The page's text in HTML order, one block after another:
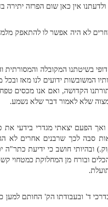
אין כאן שום הפרזה יתירה
לא היה אפשר לו להתאפק
בשיטתנו המקובלה והמסורתית
המשובשות ידועים לנו מאז
הקדושה, ואם אנו מכסים
שלא לאמור דבר שלא נשמע.
הפעם יצאתי מגדרי בידעי את
סבה לכך שרבנים אחרים לא
ובהיותי חושב כי ידיעת כתר"ה
הכלים ובורח מן המחלוקת כמטחוי
ד' ובעבודתו הק' החותם למען